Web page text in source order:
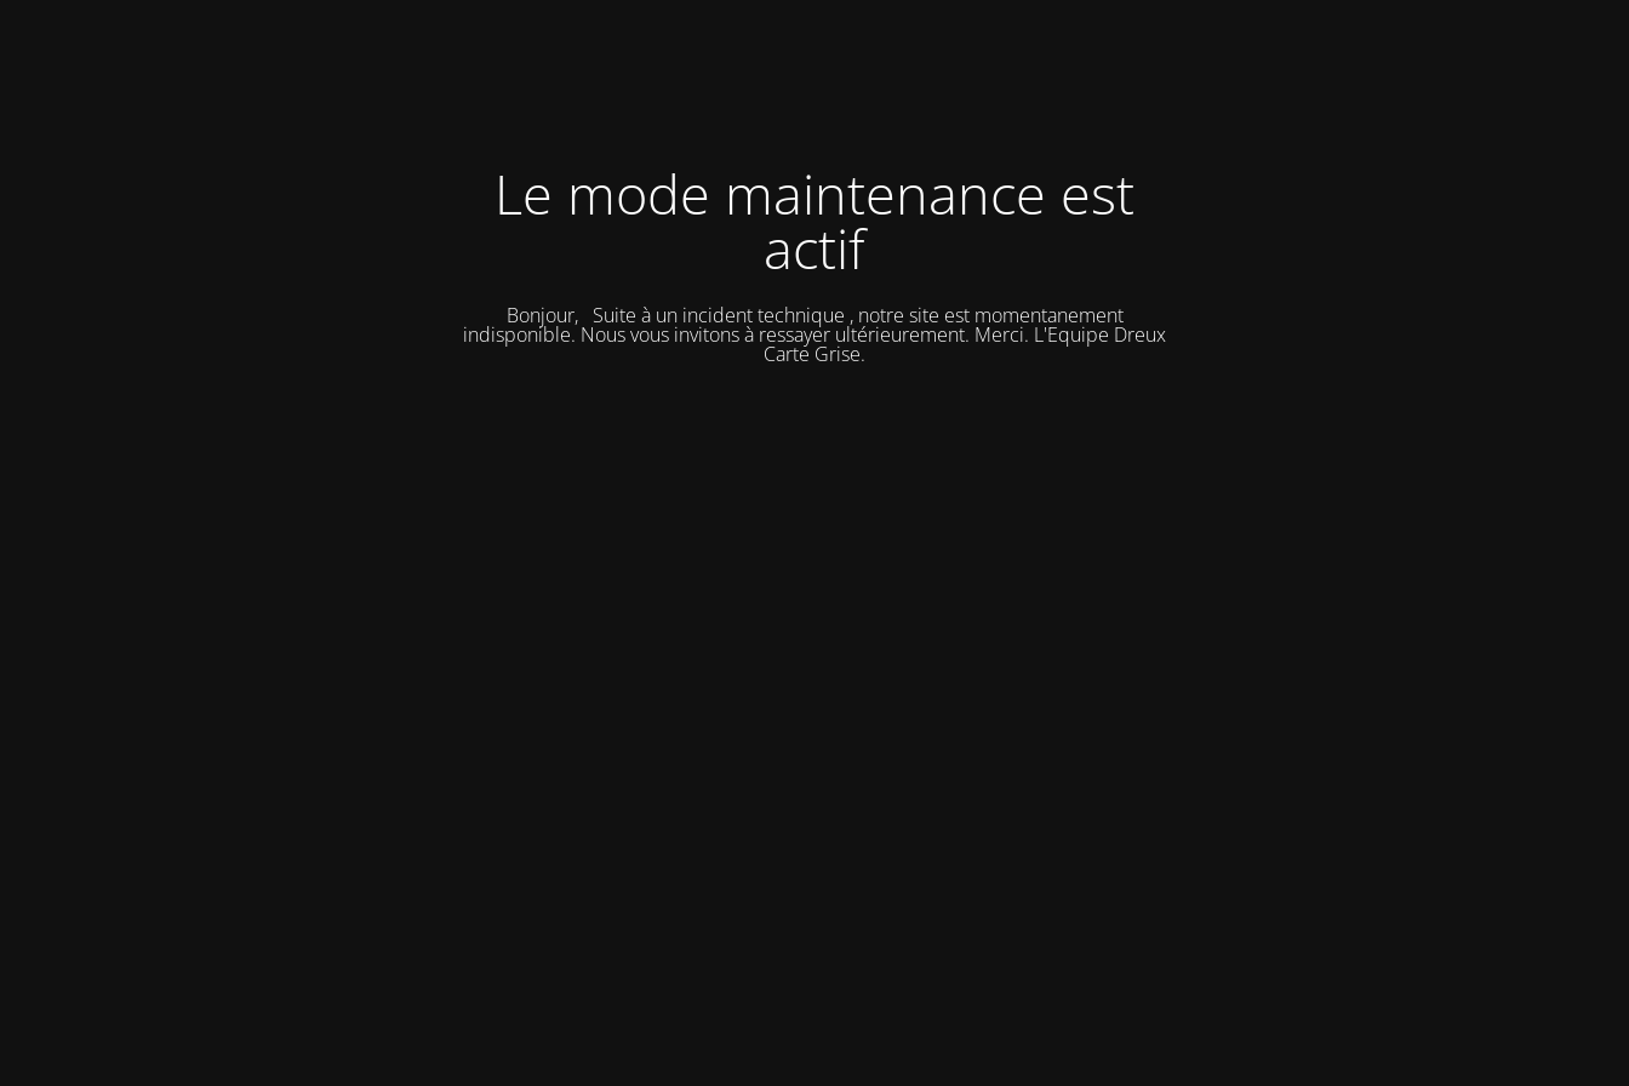
Le mode maintenance est
actif
Bonjour, Suite à un incident technique , notre site est momentanement
indisponible. Nous vous invitons à ressayer ultérieurement. Merci. L'Equipe Dreux
Carte Grise.